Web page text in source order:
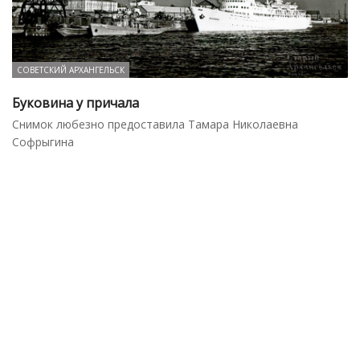
СОВЕТСКИЙ АРХАНГЕЛЬСК
Буковина у причала
Снимок любезно предоставила Тамара Николаевна
Софрыгина